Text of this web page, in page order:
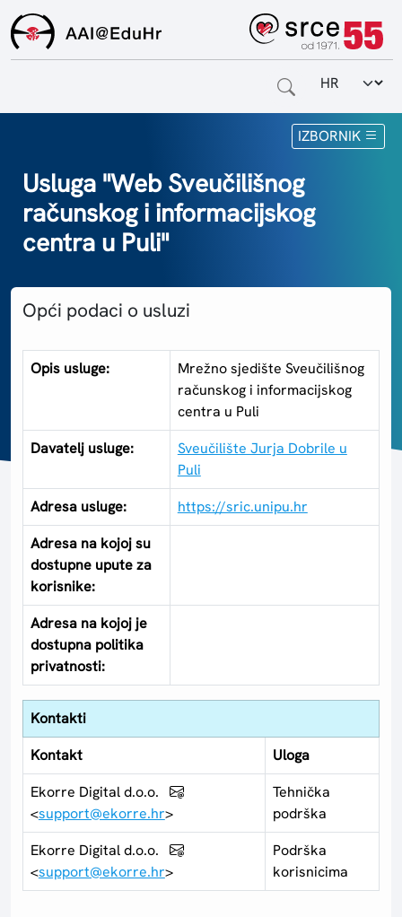
Odabir
IZBORNIK
Za krajnje korisnike
Za davatelje usluga
Za matične ustanove
Usluga "Web Sveučilišnog
računskog i informacijskog
centra u Puli"
Opći podaci o usluzi
Opis usluge:
Mrežno sjedište Sveučilišnog
računskog i informacijskog
centra u Puli
Davatelj usluge:
Sveučilište Jurja Dobrile u
Puli
Adresa usluge:
https://sric.unipu.hr
Adresa na kojoj su
dostupne upute za
korisnike:
Adresa na kojoj je
dostupna politika
privatnosti:
Kontakti
Kontakt
Uloga
Ekorre Digital d.o.o.
<support@ekorre.hr>
Tehnička
podrška
Ekorre Digital d.o.o.
<support@ekorre.hr>
Podrška
korisnicima